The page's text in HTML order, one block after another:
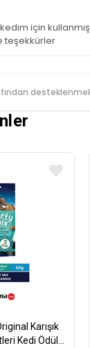
için
teşekkürler
Karışık
Kedi Ödül